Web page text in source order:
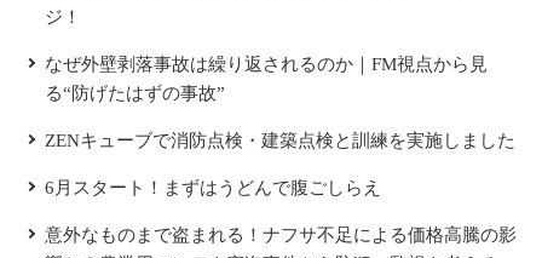
ジ！
なぜ外壁剥落事故は繰り返されるのか｜FM視点から見
る“防げたはずの事故”
ZENキューブで消防点検・建築点検と訓練を実施しました
6月スタート！まずはうどんで腹ごしらえ
意外なものまで盗まれる！ナフサ不足による価格高騰の影